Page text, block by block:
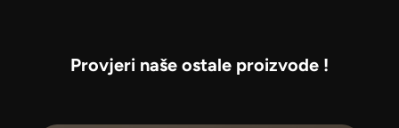
Provjeri naše ostale proizvode !